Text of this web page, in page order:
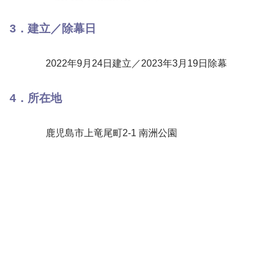
3．建立／除幕日
2022年9月24日建立／2023年3月19日除幕
4．所在地
鹿児島市上竜尾町2-1 南洲公園